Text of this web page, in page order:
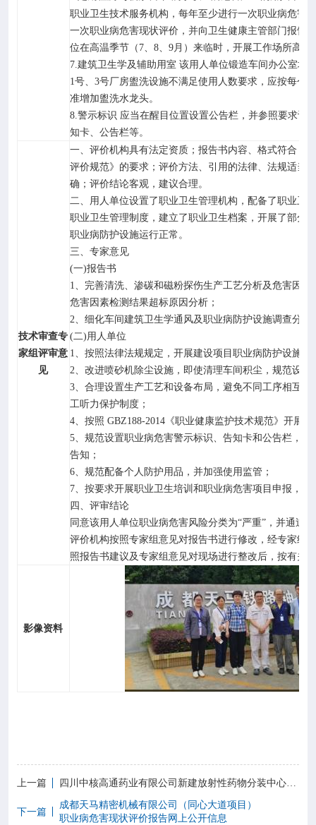
职业卫生技术服务机构，每年至少进行一次职业病危害
一次职业病危害现状评价，并向卫生健康主管部门报告
位在高温季节（ 7、 8、 9月）来临时，开展工作场所高温
7. 建筑卫生学及辅助用室 该用人单位锻造车间办公室增
1号、 3号厂房盥洗设施不满足使用人数要求，应按每个
准增加盥洗水龙头。
8. 警示标识 应当在醒目位置设置公告栏，并参照要求设
知卡、公告栏等。
技术审查专
家组评审意
见
一、评价机构具有法定资质；报告书内容、格式符合《
评价规范》的要求；评价方法、引用的法律、法规适当
确；评价结论客观，建议合理。
二、用人单位设置了职业卫生管理机构，配备了职业卫
职业卫生管理制度，建立了职业卫生档案，开展了部分
职业病防护设施运行正常。
三、专家意见
(一)报告书
1
、完善清洗、渗碳和磁粉探伤生产工艺分析及危害因
危害因素检测结果超标原因分析；
2 、细化车间建筑卫生学通风及职业病防护设施调查分析
(二) 用人单位
1
、按照法律法规规定，开展建设项目职业病防护设施“
2 、改进喷砂机除尘设施，即使清理车间积尘，规范设
3、合理设置生产工艺和设备布局，避免不同工序相互影
工听力保护制度；
4、按照 GBZ188-2014《职业健康监护技术规范》开展
5、规范设置职业病危害警示标识、告知卡和公告栏，完
告知；
6、规范配备个人防护用品，并加强使用监管；
7、按要求开展职业卫生培训和职业病危害项目申报，完
四、评审结论
同意该用人单位职业病危害风险分类为“严重”，并通过
评价机构按照专家组意见对报告书进行修改，经专家组
照报告书建议及专家组意见对现场进行整改后，按有关
影像资料
上一篇 四川中核高通药业有限公司新建放射性药物分装中心项目职业病危害放射防护预评价项目网上公开信息
下一篇
成都天马精密机械有限公司（同心大道项目）
职业病危害现状评价报告网上公开信息